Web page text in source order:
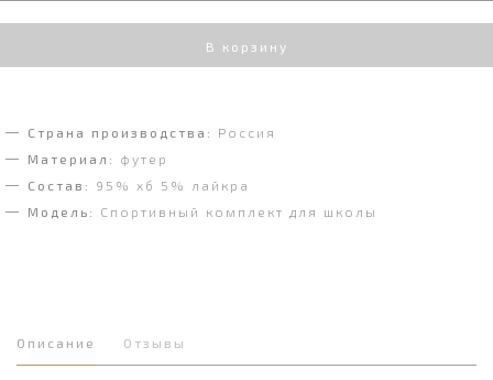
В корзину
Страна производства:
Россия
Материал:
футер
Состав:
95% хб 5% лайкра
Модель:
Спортивный комплект для школы
Описание Отзывы